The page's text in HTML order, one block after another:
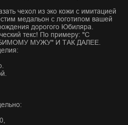
чехол из эко кожи с имитацией
медальон с логотипом вашей
дорогого Юбиляра.
текс! По примеру: "С
МУЖУ" И ТАК ДАЛЕЕ.